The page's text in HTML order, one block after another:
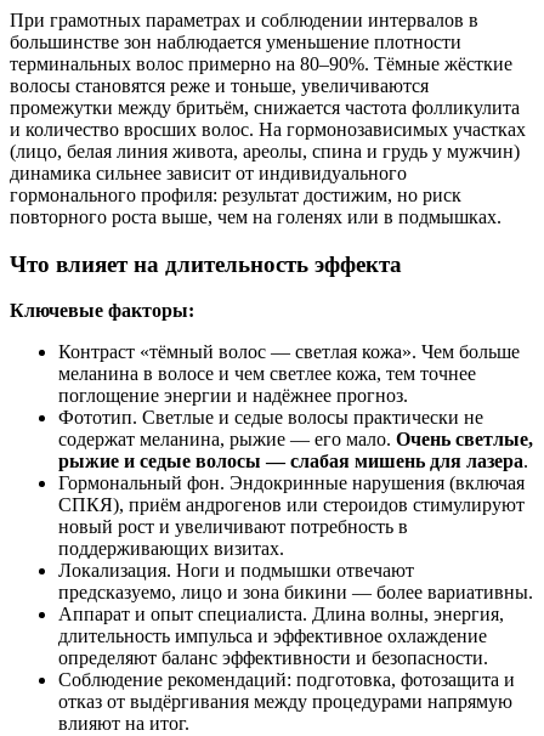
При грамотных параметрах и соблюдении интервалов в
большинстве зон наблюдается уменьшение плотности
терминальных волос примерно на 80–90%. Тёмные жёсткие
волосы становятся реже и тоньше, увеличиваются
промежутки между бритьём, снижается частота фолликулита
и количество вросших волос. На гормонозависимых участках
(лицо, белая линия живота, ареолы, спина и грудь у мужчин)
динамика сильнее зависит от индивидуального
гормонального профиля: результат достижим, но риск
повторного роста выше, чем на голенях или в подмышках.
Что влияет на длительность эффекта
Ключевые факторы:
Контраст «тёмный волос — светлая кожа». Чем больше
меланина в волосе и чем светлее кожа, тем точнее
поглощение энергии и надёжнее прогноз.
Фототип. Светлые и седые волосы практически не
содержат меланина, рыжие — его мало. Очень светлые,
рыжие и седые волосы — слабая мишень для лазера.
Гормональный фон. Эндокринные нарушения (включая
СПКЯ), приём андрогенов или стероидов стимулируют
новый рост и увеличивают потребность в
поддерживающих визитах.
Локализация. Ноги и подмышки отвечают
предсказуемо, лицо и зона бикини — более вариативны.
Аппарат и опыт специалиста. Длина волны, энергия,
длительность импульса и эффективное охлаждение
определяют баланс эффективности и безопасности.
Соблюдение рекомендаций: подготовка, фотозащита и
отказ от выдёргивания между процедурами напрямую
влияют на итог.